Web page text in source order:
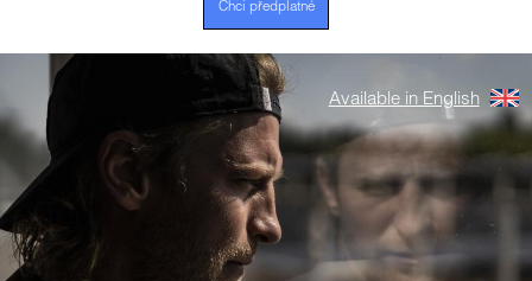
Chci předplatné
Available in English